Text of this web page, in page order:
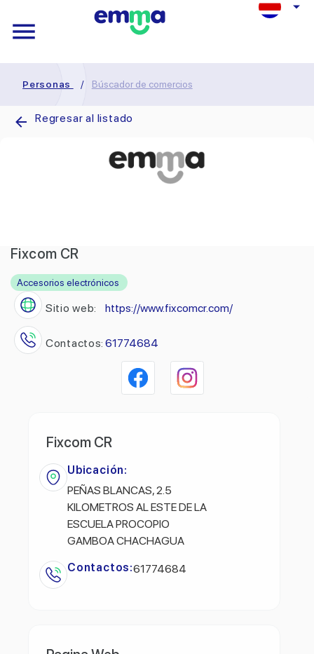
Personas / Búscador de comercios
Regresar al listado
Fixcom CR
Accesorios electrónicos
Sitio web: https://www.fixcomcr.com/
Contactos: 61774684
Fixcom CR
Ubicación:
PEÑAS BLANCAS, 2.5
KILOMETROS AL ESTE DE LA
ESCUELA PROCOPIO
GAMBOA CHACHAGUA
Contactos:61774684